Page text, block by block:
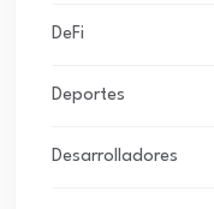
DeFi
Deportes
Desarrolladores